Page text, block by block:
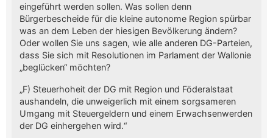
eingeführt werden sollen. Was sollen denn
Bürgerbescheide für die kleine autonome Region spürbar
was an dem Leben der hiesigen Bevölkerung ändern?
Oder wollen Sie uns sagen, wie alle anderen DG-Parteien,
dass Sie sich mit Resolutionen im Parlament der Wallonie
„beglücken“ möchten?
„F) Steuerhoheit der DG mit Region und Föderalstaat
aushandeln, die unweigerlich mit einem sorgsameren
Umgang mit Steuergeldern und einem Erwachsenwerden
der DG einhergehen wird.“